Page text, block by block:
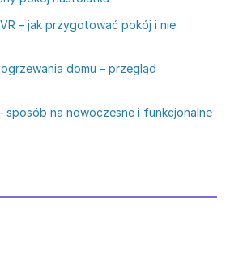
– jak przygotować pokój i nie
domu – przegląd
sposób na nowoczesne i funkcjonalne